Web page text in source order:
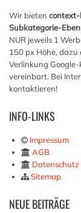
Wir bieten context-
Subkategorie-
NUR jeweils 1
150 px Höhe, dazu
Verlinkung
vereinbart. Bei
kontaktieren!
INFO-LINKS
Impressum
AGB
Datenschutz
Sitemap
NEUEBEITRÄGE